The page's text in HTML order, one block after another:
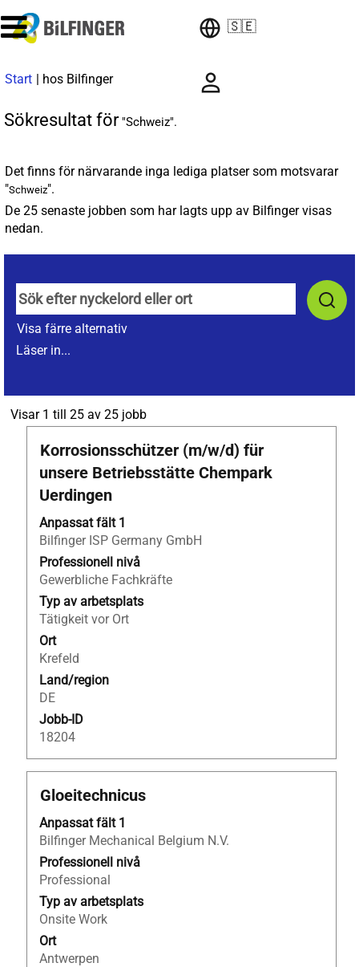
🇸🇪
Start | hos Bilfinger(aktuell
Sökresultat för"Schweiz".
Det finns för närvarande inga lediga platser som motsvarar
"Schweiz".
De 25 senaste jobben som har lagts upp av Bilfinger visas
nedan.
Visa färre alternativ
Läser in...
Visar 1 till 25 av 25 jobbSökresultat
för
"Schweiz".
Visar
av
jobb
Titel
Korrosionsschützer (m/w/d) für
unsere Betriebsstätte Chempark
Uerdingen
Anpassat fält 1
Bilfinger ISP Germany GmbH
Professionell nivå
Gewerbliche Fachkräfte
Typ av arbetsplats
Tätigkeit vor Ort
Ort
Krefeld
Land/region
DE
Jobb-ID
18204
Klicka
blankstegstangenten
för
att
visa
allt
innehåll
i
jobbeskrivningen.
Titel
Gloeitechnicus
Anpassat fält 1
Bilfinger Mechanical Belgium N.V.
Professionell nivå
Professional
Typ av arbetsplats
Onsite Work
Ort
Antwerpen
Klicka
blankstegstangenten
för
att
visa
allt
innehåll
i
jobbeskrivningen.